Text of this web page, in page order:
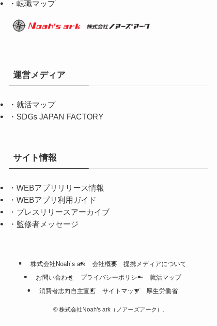
・転職マップ
運営メディア
・ 就活マップ
・ SDGs JAPAN FACTORY
サイト情報
・ WEBアプリリリース情報
・ WEBアプリ利用ガイド
・ プレスリリースアーカイブ
・ 監修者メッセージ
株式会社Noah’s ark 会社概要
提携メディアについて
お問い合わせ
プライバシーポリシー
就活マップ
消費者志向自主宣言
サイトマップ 厚生労働省
©株式会社Noah's ark（ノアーズアーク）.